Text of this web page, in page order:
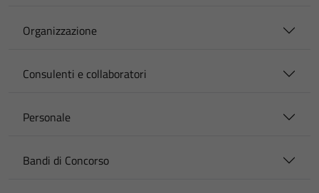
Organizzazione
Consulenti e collaboratori
Personale
Bandi di Concorso